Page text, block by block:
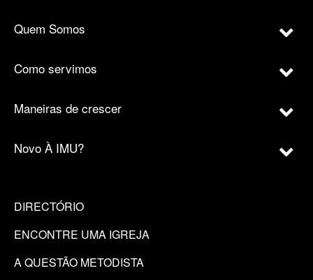
Quem Somos
Como servimos
Maneiras de crescer
Novo À IMU?
DIRECTÓRIO
ENCONTRE UMA IGREJA
A QUESTÃO METODISTA